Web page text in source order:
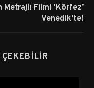
Metrajlı Filmi ‘Körfez’
Venedik’te!